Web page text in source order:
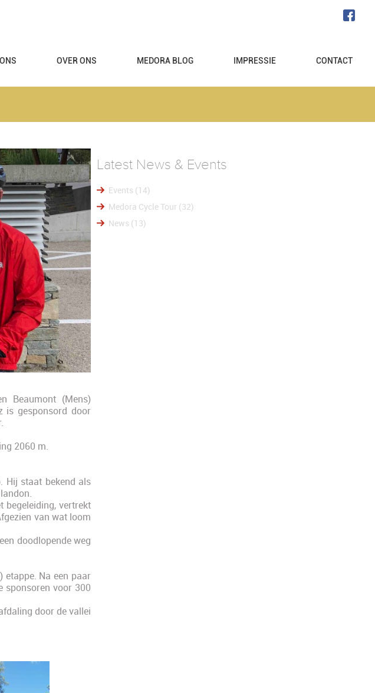
OVER ONS MEDORA BLOG IMPRESSIE CONTACT
Beaumont (Mens)
is gesponsord door
2060 m.
Hij staat bekend als
begeleiding, vertrekt
van wat loom
doodlopende weg
etappe. Na een paar
sponsoren voor 300
door de vallei
Latest News & Events
Events (14)
Medora Cycle Tour (32)
News (13)